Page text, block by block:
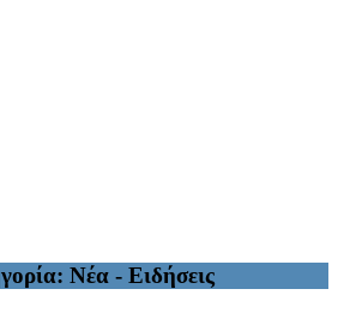
Νέα - Ειδήσεις